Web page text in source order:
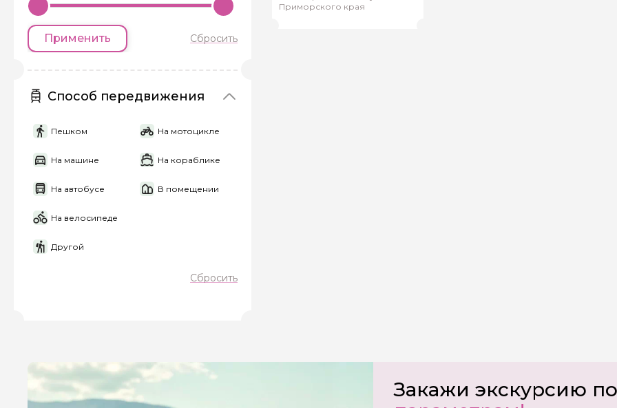
Применить Сбросить
Способ передвижения
Пешком На мотоцикле
На машине На кораблике
На автобусе В помещении
На велосипеде
Другой
Сбросить
Приморского края
Елена.А 276
Закажи экскурсию
Задайте свой вопрос гиду
Если у вас есть интересующие вопросы, можете их задать